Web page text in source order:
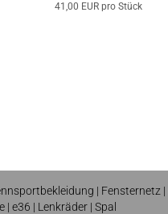
41,00 EUR pro Stück
| Fensternetz |
| e36 | Lenkräder | Spal